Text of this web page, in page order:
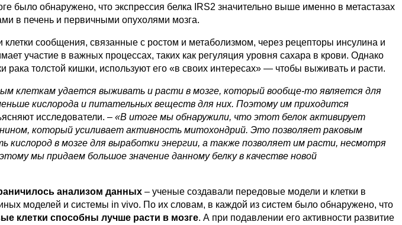
было обнаружено, что экспрессия белка IRS2 значительно выше именно в метастазах
в печень и первичными опухолями мозга.
клетки сообщения, связанные с ростом и метаболизмом, через рецепторы инсулина и
участие в важных процессах, таких как регуляция уровня сахара в крови. Однако
рака толстой кишки, используют его «в своих интересах» — чтобы выживать и расти.
клеткам удается выживать и расти в мозге, который вообще-то является для
кислорода и питательных веществ для них. Поэтому им приходится
исследователи. – «В итоге мы обнаружили, что этот белок активирует
который усиливает активность митохондрий. Это позволяет раковым
кислород в мозге для выработки энергии, а также позволяет им расти, несмотря
мы придаем большое значение данному белку в качестве новой
анализом данных – ученые создавали передовые модели и клетки в
моделей и системы in vivo. По их словам, в каждой из систем было обнаружено, что
клетки способны лучше расти в мозге. А при подавлении его активности развитие